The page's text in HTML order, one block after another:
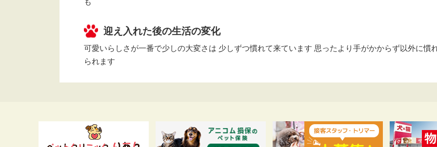
も
迎え入れた後の生活の変化
可愛いらしさが一番で少しの大変さは 少しずつ慣れて来ています 思ったより手がかからず以外に慣
られます